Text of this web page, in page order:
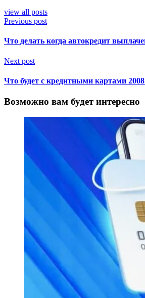
view all posts
Previous post
Что делать когда автокредит
Next post
Что будет с кредитными картами 2008
Возможно вам будет интересно